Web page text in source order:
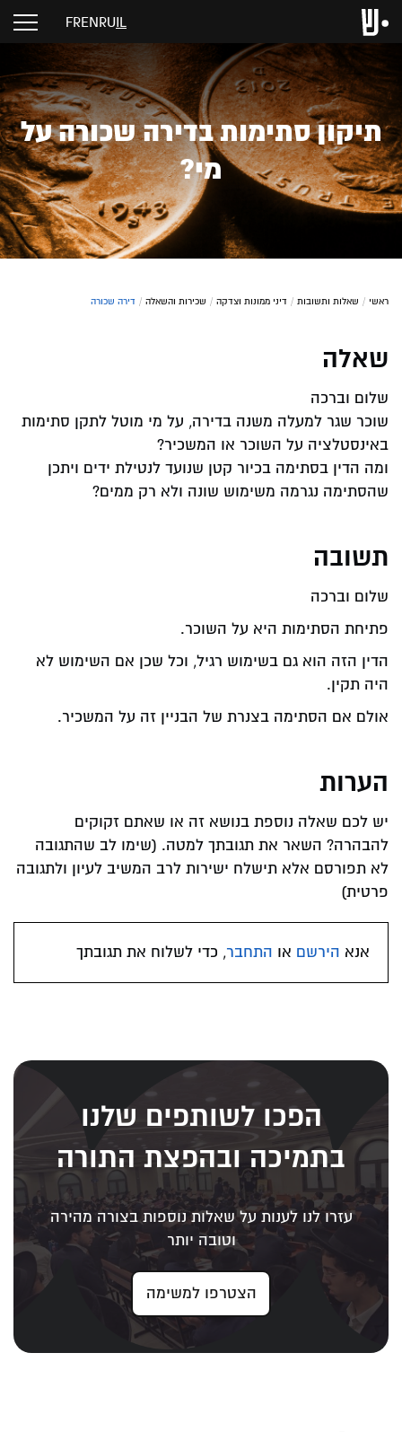
IL
RU
EN
FR
תיקון סתימות בדירה שכורה על
מי?
ראשי / שאלות ותשובות / דיני ממונות וצדקה / שכירות והשאלה / דירה שכורה
שאלה
שלום וברכה
שוכר שגר למעלה משנה בדירה, על מי מוטל לתקן סתימות
באינסטלציה על השוכר או המשכיר?
ומה הדין בסתימה בכיור קטן שנועד לנטילת ידים ויתכן
שהסתימה נגרמה משימוש שונה ולא רק ממים?
תשובה
שלום וברכה
פתיחת הסתימות היא על השוכר.
הדין הזה הוא גם בשימוש רגיל, וכל שכן אם השימוש לא
היה תקין.
אולם אם הסתימה בצנרת של הבניין זה על המשכיר.
הערות
יש לכם שאלה נוספת בנושא זה או שאתם זקוקים
להבהרה? השאר את תגובתך למטה. (שימו לב שהתגובה
לא תפורסם אלא תישלח ישירות לרב המשיב לעיון ולתגובה
פרטית)
אנא הירשם או התחבר, כדי לשלוח את תגובתך
הפכו לשותפים שלנו
בתמיכה ובהפצת התורה
עזרו לנו לענות על שאלות נוספות בצורה מהירה
וטובה יותר
הצטרפו למשימה